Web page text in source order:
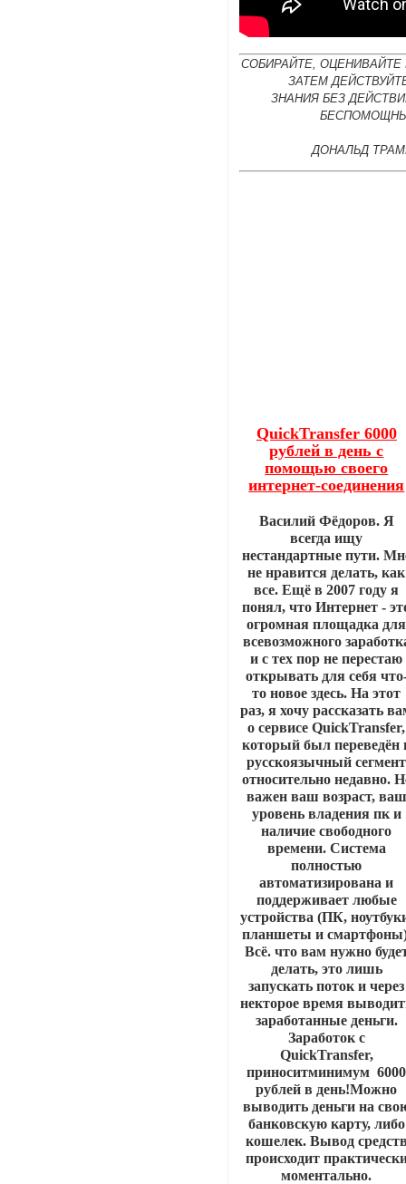
СОБИРАЙТЕ, ОЦЕНИВАЙТЕ
ЗАТЕМ
ЗНАНИЯ БЕЗ
ДОНАЛЬД
QuickTransfer 6000
рублей в день с
помощью своего
интернет-соединения
Василий Фёдоров. Я
всегда ищу
нестандартные пути.
не нравится делать, как
все. Ещё в 2007 году я
понял, что Интернет -
огромная площадка для
всевозможного
и с тех пор не перестаю
открывать для себя
то новое здесь. На этот
раз, я хочу рассказать
о сервисе QuickTransfer,
который был переведён
русскоязычный сегмент
относительно недавно.
важен ваш возраст, ваш
уровень владения пк и
наличие свободного
времени. Система
полностью
автоматизирована и
поддерживает любые
устройства (ПК,
планшеты и
Всё. что вам нужно
делать, это лишь
запускать поток и через
некторое время
заработанные деньги.
Заработок с
QuickTransfer,
приноситминимум 6000
рублей в день!Можно
выводить деньги на
банковскую карту, либо
кошелек. Вывод
происходит
моментально.